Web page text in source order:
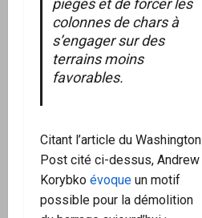
pièges et de forcer les
colonnes de chars à
s’engager sur des
terrains moins
favorables.
Citant l’article du Washington
Post cité ci-dessus, Andrew
Korybko évoque un motif
possible pour la démolition